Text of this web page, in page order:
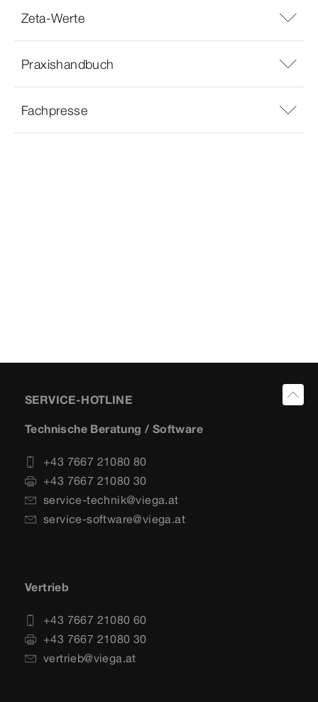
Zeta-Werte
Praxishandbuch
Fachpresse
SERVICE-HOTLINE
Technische Beratung / Software
+43 7667 21080 80
+43 7667 21080 30
service-technik@viega.at
service-software@viega.at
Vertrieb
+43 7667 21080 60
+43 7667 21080 30
vertrieb@viega.at